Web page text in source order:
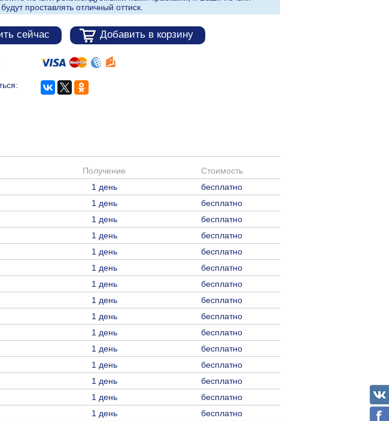
будут проставлять отличный оттиск.
сейчас Добавить в корзину
Получение
Стоимость
1 день
бесплатно
1 день
бесплатно
1 день
бесплатно
1 день
бесплатно
1 день
бесплатно
1 день
бесплатно
1 день
бесплатно
1 день
бесплатно
1 день
бесплатно
1 день
бесплатно
1 день
бесплатно
1 день
бесплатно
1 день
бесплатно
1 день
бесплатно
1 день
бесплатно